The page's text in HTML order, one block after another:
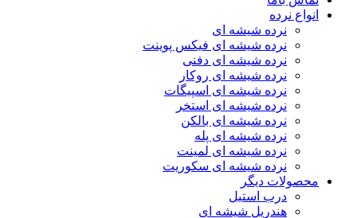
انواع نرده
نرده شیشه ای
نرده شیشه ای فیکس پوینت
نرده شیشه ای دفنی
نرده شیشه ای روکار
نرده شیشه ای اسپیگات
نرده شیشه ای استخر
نرده شیشه ای بالکن
نرده شیشه ای پله
نرده شیشه ای لمینت
نرده شیشه ای سکوریت
محصولات دیگر
درب استیل
هندریل شیشه ای